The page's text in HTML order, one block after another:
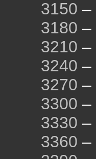
3150 –
3180 –
3210 –
3240 –
3270 –
3300 –
3330 –
3360 –